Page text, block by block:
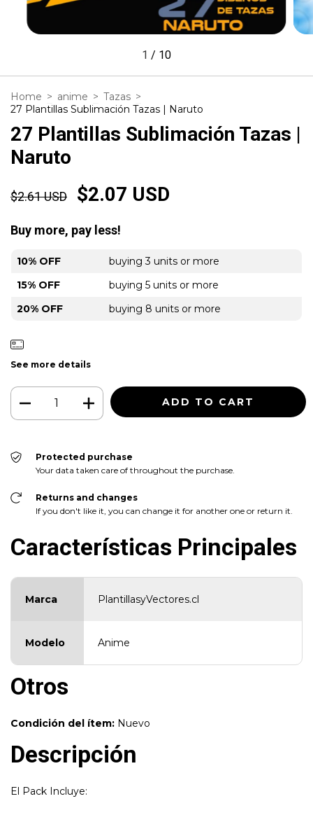
1 / 10
Home > anime > Tazas >
27 Plantillas Sublimación Tazas | Naruto
27 Plantillas Sublimación Tazas |
Naruto
$2.61 USD $2.07 USD
Buy more, pay less!
10% OFF
buying 3 units or more
15% OFF
buying 5 units or more
20% OFF
buying 8 units or more
See more details
Protected purchase
Your data taken care of throughout the purchase.
Returns and changes
If you don't like it, you can change it for another one or return it.
Características Principales
Marca PlantillasyVectores.cl
Modelo Anime
Otros
Condición del ítem: Nuevo
Descripción
El Pack Incluye: